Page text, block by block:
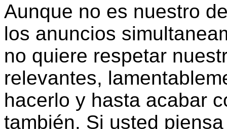
Aunque no es nuestro
los anuncios
no quiere respetar
relevantes,
hacerlo y hasta acabar
también. Si usted